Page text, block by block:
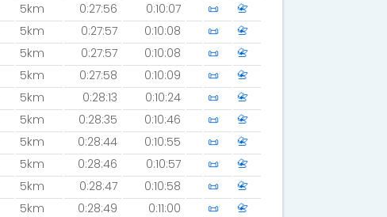
5km 0:27:56 0:10:07 📜
📇
5km 0:27:57 0:10:08 📜
📇
5km 0:27:57 0:10:08 📜
📇
5km 0:27:58 0:10:09 📜
📇
5km 0:28:13 0:10:24 📜
📇
5km 0:28:35 0:10:46 📜
📇
5km 0:28:44 0:10:55 📜
📇
5km 0:28:46 0:10:57 📜
📇
5km 0:28:47 0:10:58 📜
📇
5km 0:28:49 0:11:00 📜
📇